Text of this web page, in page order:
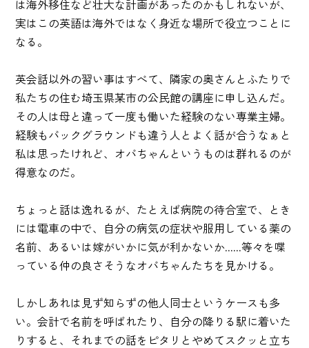
は海外移住など壮大な計画があったのかもしれないが、
実はこの英語は海外ではなく身近な場所で役立つことに
なる。
英会話以外の習い事はすべて、隣家の奥さんとふたりで
私たちの住む埼玉県某市の公民館の講座に申し込んだ。
その人は母と違って一度も働いた経験のない専業主婦。
経験もバックグラウンドも違う人とよく話が合うなぁと
私は思ったけれど、オバちゃんというものは群れるのが
得意なのだ。
ちょっと話は逸れるが、たとえば病院の待合室で、とき
には電車の中で、自分の病気の症状や服用している薬の
名前、あるいは嫁がいかに気が利かないか......等々を喋
っている仲の良さそうなオバちゃんたちを見かける。
しかしあれは見ず知らずの他人同士というケースも多
い。会計で名前を呼ばれたり、自分の降りる駅に着いた
りすると、それまでの話をピタリとやめてスクッと立ち